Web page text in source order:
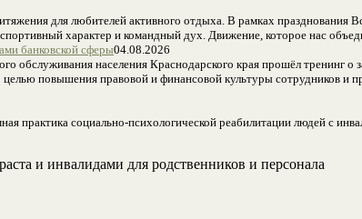
для любителей активного отдыха. В рамках
характер и командный дух. Движение, которое нас
банковской сферы04.08.2026
обслуживания населения Краснодарского края прошёл
повышения правовой и финансовой культуры сотрудников и
практика социально-психологической реабилитации людей с
и инвалидами для родственников и персонала